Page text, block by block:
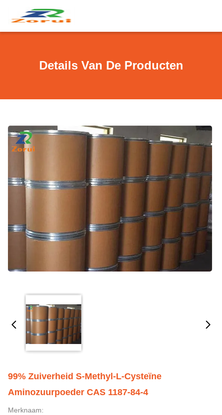
Details Van De Producten
99% Zuiverheid S-Methyl-L-Cysteïne
Aminozuurpoeder CAS 1187-84-4
Merknaam: